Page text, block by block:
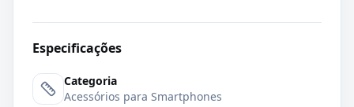
Especificações
Categoria
Acessórios para Smartphones